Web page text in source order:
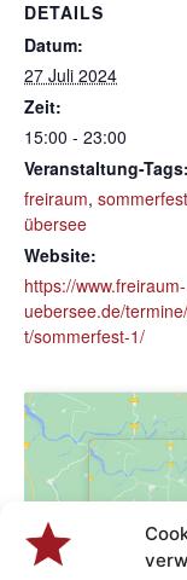
DETAILS
Datum:
27 Juli 2024
Zeit:
15:00 - 23:00
Veranstaltung-Tags:
freiraum, sommerfest
übersee
Website:
https://www.freiraum-
uebersee.de/
t/sommerfest-1/